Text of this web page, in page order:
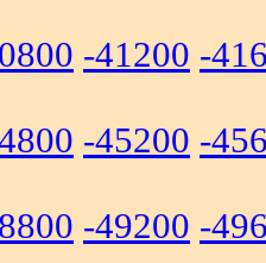
-41200 -
-45200 -
-49200 -